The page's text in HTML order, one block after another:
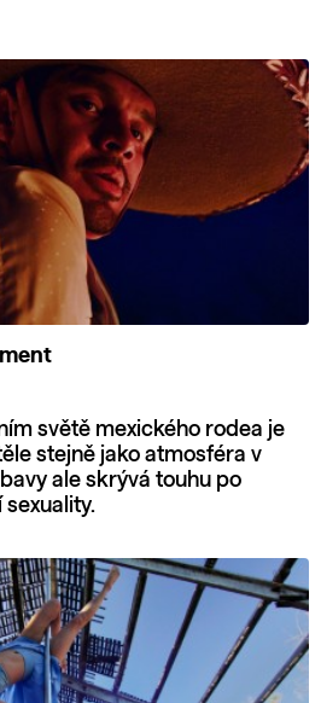
světě mexického rodea je
stejně jako atmosféra v
ale skrývá touhu po